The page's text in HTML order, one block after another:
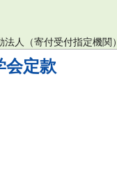
人（寄付受付指定機関）
定款